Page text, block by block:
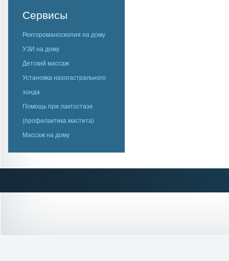
Сервисы
Ректороманоскопия на дому
УЗИ на дому
Детский массаж
Установка назогастрального
зонда
Помощь при лактостазе
(профилактика мастита)
Массаж на дому